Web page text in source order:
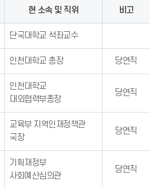
현 소속 및 직위 비고
단국대학교 석좌교수
인천대학교 총장 당연직
인천대학교
대외협력부총장
당연직
교육부 지역인재정책관
국장
당연직
기획재정부
사회예산심의관
당연직